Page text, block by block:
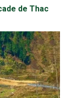
de Thac